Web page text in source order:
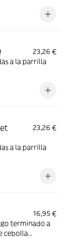
23,26 €
a la parrilla
23,26 €
a la parrilla
16,95 €
terminado a
cebolla